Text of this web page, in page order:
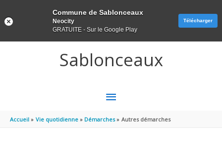
Sablonceaux
MENU
PRINCIPAL
Accueil Vie quotidienne Démarches Autres démarches
Commune de Sablonceaux
Neocity
GRATUITE - Sur le Google Play
Télécharger